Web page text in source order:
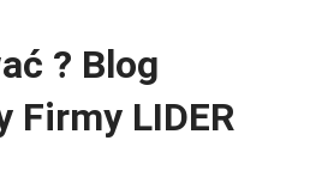
? Blog
Firmy LIDER